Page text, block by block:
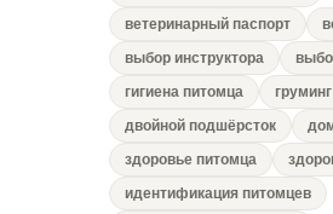
ветеринарный паспорт
выбор инструктора
гигиена питомца
двойной подшёрсток
здоровье питомца
идентификация питомцев